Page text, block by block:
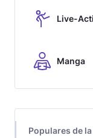
Live-
Manga
Populares de